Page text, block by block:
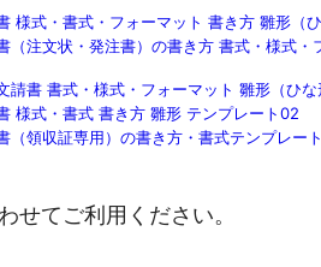
様式・書式・フォーマット 書き方 雛形（
（注文状・発注書）の書き方 書式・様式
請書 書式・様式・フォーマット 雛形（ひ
様式・書式 書き方 雛形 テンプレート02
（領収証専用）の書き方・書式テンプレー
せてご利用ください。